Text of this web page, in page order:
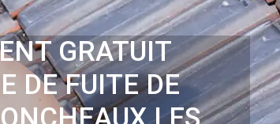
GRATUIT
DE FUITE DE